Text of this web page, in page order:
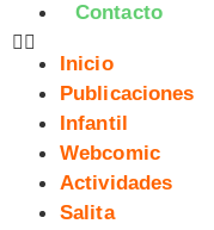
Contacto
Inicio
Publicaciones
Infantil
Webcomic
Actividades
Salita